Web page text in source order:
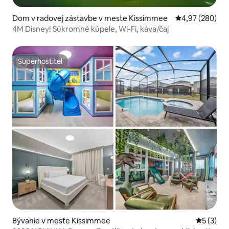
Dom v radovej zástavbe v meste Kissimmee Priemerné
4,97 (280)
4M Disney! Súkromné kúpele, Wi-Fi, káva/čaj
Superhostiteľ
Superhostiteľ
Bývanie v meste Kissimmee
5 (3)